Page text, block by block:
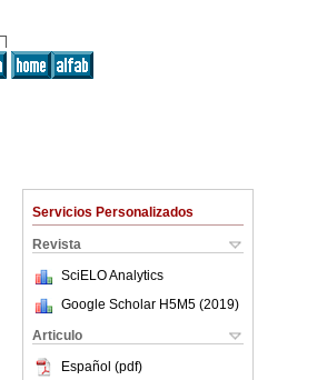
Servicios Personalizados
Revista
SciELO Analytics
Google Scholar H5M5 (2019)
Articulo
Español (pdf)